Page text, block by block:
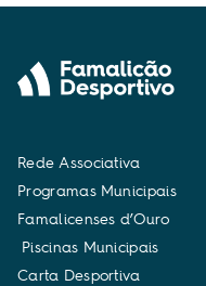
Rede Associativa
Programas Municipais
Famalicenses d’Ouro
Piscinas Municipais
Carta Desportiva